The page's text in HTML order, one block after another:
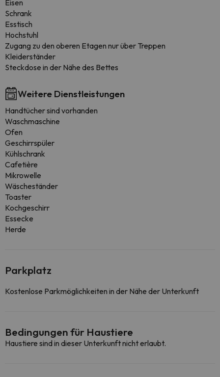
Eisen
Schrank
Esstisch
Hochstuhl
Zugang zu den oberen Etagen nur über Treppen
Kleiderständer
Steckdose in der Nähe des Bettes
Weitere Dienstleistungen
Handtücher sind vorhanden
Waschmaschine
Ofen
Geschirrspüler
Kühlschrank
Cafetière
Mikrowelle
Wäscheständer
Toaster
Kochgeschirr
Essecke
Herde
Parkplatz
Kostenlose Parkmöglichkeiten in der Nähe der Unterkunft
Bedingungen für Haustiere
Haustiere sind in dieser Unterkunft nicht erlaubt.